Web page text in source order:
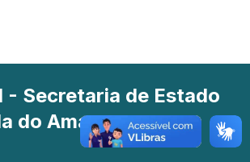
- Secretaria de Estado
do Amazonas
Facebook